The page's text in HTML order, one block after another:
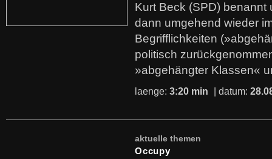
Kurt Beck (SPD)
dann umgehend wieder
Begrifflichkeiten
politisch
»abgehängter Klassen«
laenge: 3:20 min | datum:
aktuelle themen
Occupy